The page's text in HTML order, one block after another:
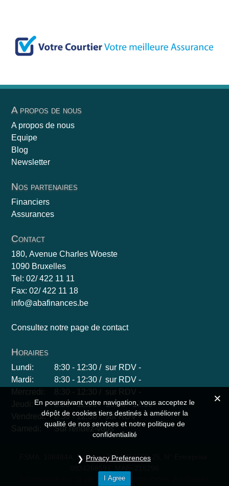
A propos de nous
A propos de nous
Equipe
Blog
Newsletter
Nos partenaires
Financiers
Assurances
Contact
180, Avenue Charles Woeste
1090 Bruxelles
Tel: 02/ 422 11 11
Fax: 02/ 422 11 18
info@abafinances.be
Consultez notre page de contact
Horaires
Lundi:
8:30 - 12:30 / sur RDV -
Mardi:
8:30 - 12:30 / sur RDV -
Mercredi:
8:30 - 12:30 / sur RDV -
Jeudi:
8:30 - 12:30 / 13:30 - 17:00
Vendredi:
8:30 - 12:30 / sur RDV -
Samedi:
Sur rendez-vous
FSMA: 108484A, Banque: 751-2052602-25, N° Entreprise:
Information sur la vie privée
En poursuivant votre navigation, vous acceptez le
dépôt de cookies tiers destinés à améliorer la
qualité de nos services et notre politique de
confidentialité
Privacy Preferences
I Agree